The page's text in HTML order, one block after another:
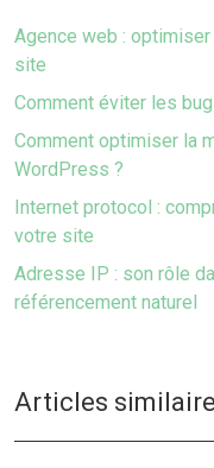
Agence web :
site
Comment éviter les
Comment optimiser la
WordPress ?
Internet protocol :
votre site
Adresse IP : son rôle
référencement naturel
Articles